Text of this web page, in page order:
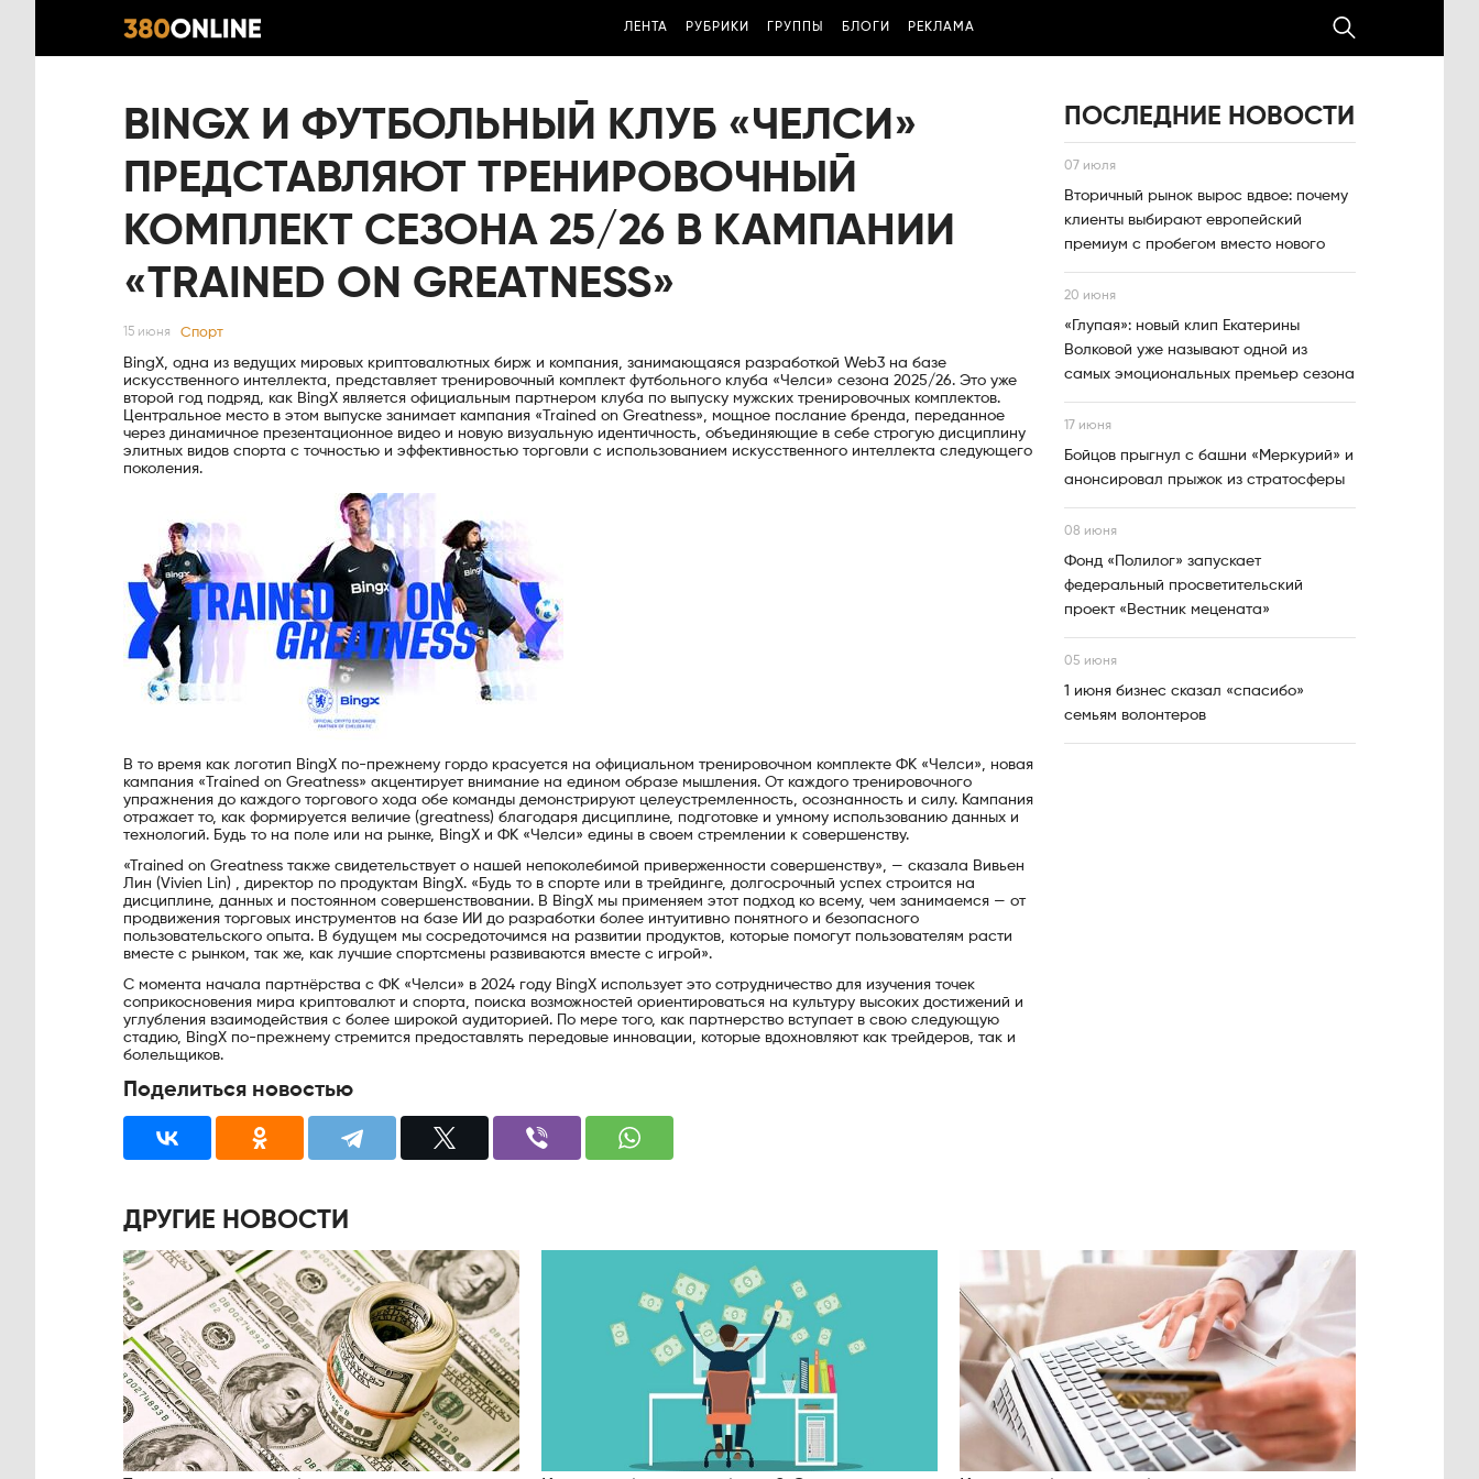
ЛЕНТА РУБРИКИ ГРУППЫ БЛОГИ РЕКЛАМА
BINGX И ФУТБОЛЬНЫЙ КЛУБ «ЧЕЛСИ»
ПРЕДСТАВЛЯЮТ ТРЕНИРОВОЧНЫЙ
КОМПЛЕКТ СЕЗОНА 25/26 В КАМПАНИИ
«TRAINED ON GREATNESS»
15 июня Спорт
BingX, одна из ведущих мировых криптовалютных бирж и компания, занимающаяся разработкой Web3 на базе
искусственного интеллекта, представляет тренировочный комплект футбольного клуба «Челси» сезона 2025/26. Это уже
второй год подряд, как BingX является официальным партнером клуба по выпуску мужских тренировочных комплектов.
Центральное место в этом выпуске занимает кампания «Trained on Greatness», мощное послание бренда, переданное
через динамичное презентационное видео и новую визуальную идентичность, объединяющие в себе строгую дисциплину
элитных видов спорта с точностью и эффективностью торговли с использованием искусственного интеллекта следующего
поколения.
В то время как логотип BingX по-прежнему гордо красуется на официальном тренировочном комплекте ФК «Челси», новая
кампания «Trained on Greatness» акцентирует внимание на едином образе мышления. От каждого тренировочного
упражнения до каждого торгового хода обе команды демонстрируют целеустремленность, осознанность и силу. Кампания
отражает то, как формируется величие (greatness) благодаря дисциплине, подготовке и умному использованию данных и
технологий. Будь то на поле или на рынке, BingX и ФК «Челси» едины в своем стремлении к совершенству.
«Trained on Greatness также свидетельствует о нашей непоколебимой приверженности совершенству», — сказала Вивьен
Лин (Vivien Lin) , директор по продуктам BingX. «Будь то в спорте или в трейдинге, долгосрочный успех строится на
дисциплине, данных и постоянном совершенствовании. В BingX мы применяем этот подход ко всему, чем занимаемся — от
продвижения торговых инструментов на базе ИИ до разработки более интуитивно понятного и безопасного
пользовательского опыта. В будущем мы сосредоточимся на развитии продуктов, которые помогут пользователям расти
вместе с рынком, так же, как лучшие спортсмены развиваются вместе с игрой».
С момента начала партнёрства с ФК «Челси» в 2024 году BingX использует это сотрудничество для изучения точек
соприкосновения мира криптовалют и спорта, поиска возможностей ориентироваться на культуру высоких достижений и
углубления взаимодействия с более широкой аудиторией. По мере того, как партнерство вступает в свою следующую
стадию, BingX по-прежнему стремится предоставлять передовые инновации, которые вдохновляют как трейдеров, так и
болельщиков.
Поделиться новостью
ПОСЛЕДНИЕ НОВОСТИ
07 июля
Вторичный рынок вырос вдвое: почему
клиенты выбирают европейский
премиум с пробегом вместо нового
20 июня
«Глупая»: новый клип Екатерины
Волковой уже называют одной из
самых эмоциональных премьер сезона
17 июня
Бойцов прыгнул с башни «Меркурий» и
анонсировал прыжок из стратосферы
08 июня
Фонд «Полилог» запускает
федеральный просветительский
проект «Вестник мецената»
05 июня
1 июня бизнес сказал «спасибо»
семьям волонтеров
ДРУГИЕ НОВОСТИ